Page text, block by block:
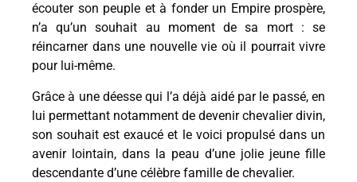
écouter son peuple et à fonder un Empire prospère,
n’a qu’un souhait au moment de sa mort : se
réincarner dans une nouvelle vie où il pourrait vivre
pour lui-même.
Grâce à une déesse qui l’a déjà aidé par le passé, en
lui permettant notamment de devenir chevalier divin,
son souhait est exaucé et le voici propulsé dans un
avenir lointain, dans la peau d’une jolie jeune fille
descendante d’une célèbre famille de chevalier.